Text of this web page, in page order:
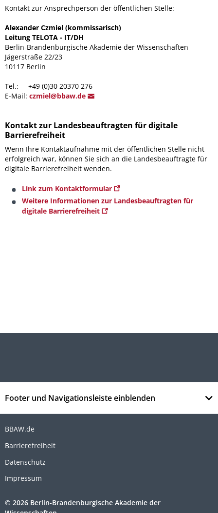
Kontakt zur Ansprechperson der öffentlichen Stelle:
Alexander Czmiel (kommissarisch)
Leitung TELOTA - IT/DH
Berlin-Brandenburgische Akademie der Wissenschaften
Jägerstraße 22/23
10117 Berlin
Tel.: +49 (0)30 20370 276
E-Mail: czmiel@bbaw.de
Kontakt zur Landesbeauftragten für digitale
Barrierefreiheit
Wenn Ihre Kontaktaufnahme mit der öffentlichen Stelle nicht
erfolgreich war, können Sie sich an die Landesbeauftragte für
digitale Barrierefreiheit wenden.
Link zum Kontaktformular
Weitere Informationen zur Landesbeauftragten für
digitale Barrierefreiheit
Footer und Navigationsleiste einblenden
BBAW.de
Barrierefreiheit
Datenschutz
Impressum
© 2026 Berlin-Brandenburgische Akademie der